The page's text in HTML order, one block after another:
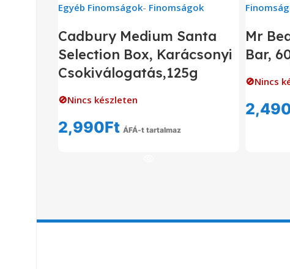
Egyéb Finomságok- Finomságok
Cadbury Medium Santa
Selection Box, Karácsonyi
Csokiválogatás,125g
🚫Nincs készleten
2,990Ft ÁFÁ-t tartalmaz
Mr
Bar,
🚫Nincs